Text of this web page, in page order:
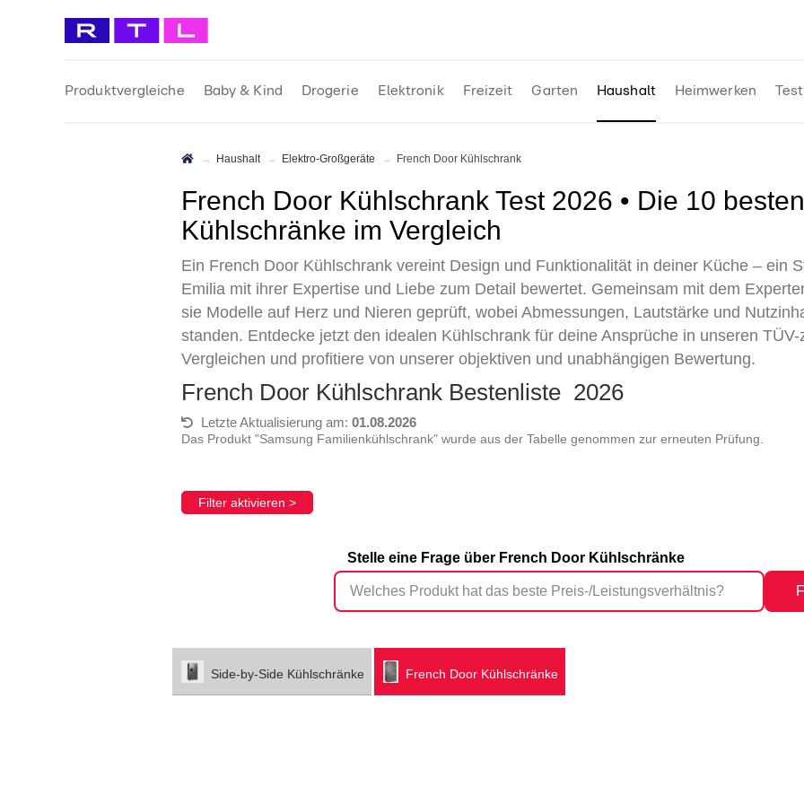
Produktvergleiche Baby & Kind Drogerie Elektronik Freizeit Garten Haushalt Heimwerken
Haushalt Elektro-Großgeräte French Door Kühlschrank
French Door Kühlschrank Test 2026 • Die 10 besten French Door
Kühlschränke im Vergleich
Ein French Door Kühlschrank vereint Design und Funktionalität in deiner Küche – ein
Emilia mit ihrer Expertise und Liebe zum Detail bewertet. Gemeinsam mit dem
sie Modelle auf Herz und Nieren geprüft, wobei Abmessungen, Lautstärke und
standen. Entdecke jetzt den idealen Kühlschrank für deine Ansprüche in unseren
Vergleichen und profitiere von unserer objektiven und unabhängigen Bewertung.
French Door Kühlschrank Bestenliste 2026
Letzte Aktualisierung am: 01.08.2026
Das Produkt "Samsung Familienkühlschrank" wurde aus der Tabelle genommen zur erneuten Prüfung.
Filter aktivieren >
Stelle eine Frage über French Door Kühlschränke
Side-by-Side Kühlschränke French Door Kühlschränke